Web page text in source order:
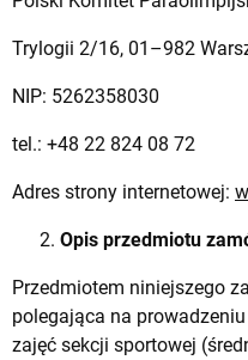
Trylogii 2/16, 01–982
NIP: 5262358030
tel.: +48 22 824 08 72
Adres strony internetowej:
Opis przedmiotu
Przedmiotem niniejszego
polegająca na
zajęć sekcji sportowej